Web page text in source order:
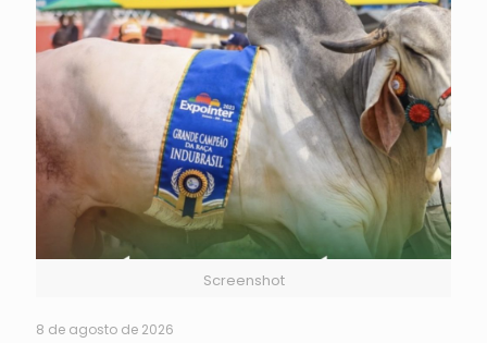
Screenshot
8 de agosto de 2026